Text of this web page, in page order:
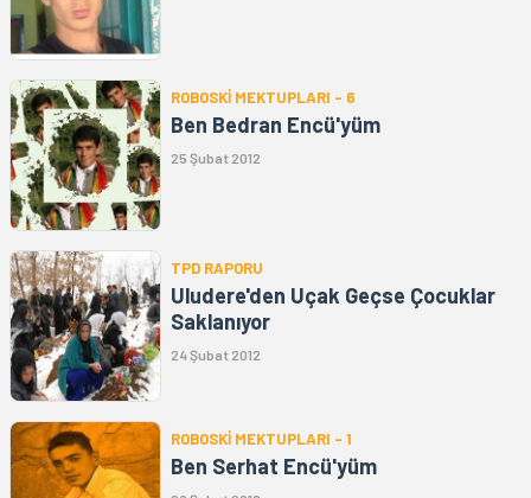
ROBOSKİ MEKTUPLARI - 6
Ben Bedran Encü'yüm
25 Şubat 2012
TPD RAPORU
Uludere'den Uçak Geçse Çocuklar
Saklanıyor
24 Şubat 2012
ROBOSKİ MEKTUPLARI - 1
Ben Serhat Encü'yüm